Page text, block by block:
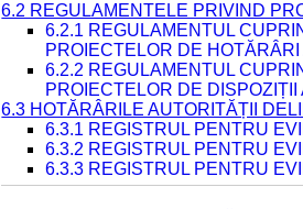
6.2 REGULAMENTELE PRIVIND
6.2.1 REGULAMENTUL
PROIECTELOR DE
6.2.2 REGULAMENTUL
PROIECTELOR DE
6.3 HOTĂRÂRILE AUTORITĂȚII
6.3.1 REGISTRUL PENTRU
6.3.2 REGISTRUL PENTRU
6.3.3 REGISTRUL PENTRU